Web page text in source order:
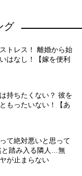
グ
トレス！ 離婚から始
はなし！【嫁を便利
持ちたくない？ 彼を
もったいない！【あ
て絶対悪いと思って
踏み入る隣人…無
が止まらない